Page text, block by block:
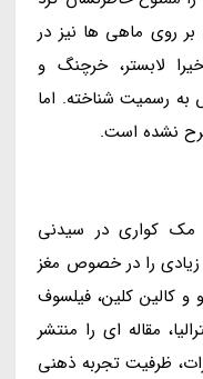
روی ماهی ها نیز در
لابستر، خرچنگ و
رسمیت شناخته. اما
نشده است.
مک کواری در سیدنی
زیادی را در خصوص مغز
انجام داده اند. در سال 2016، او و کالین کلین، فیلسوف
مقاله ای را منتشر
ظرفیت تجربه ذهنی